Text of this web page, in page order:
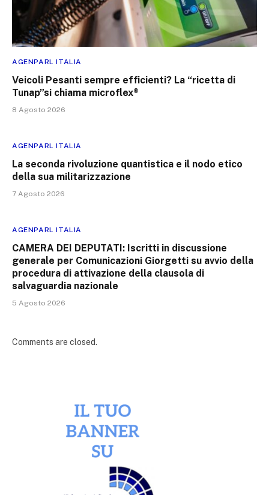
AGENPARL ITALIA
Veicoli Pesanti sempre efficienti? La “ricetta di
Tunap”si chiama microflex®
8 Agosto 2026
AGENPARL ITALIA
La seconda rivoluzione quantistica e il nodo etico
della sua militarizzazione
7 Agosto 2026
AGENPARL ITALIA
CAMERA DEI DEPUTATI: Iscritti in discussione
generale per Comunicazioni Giorgetti su avvio della
procedura di attivazione della clausola di
salvaguardia nazionale
5 Agosto 2026
Comments are closed.